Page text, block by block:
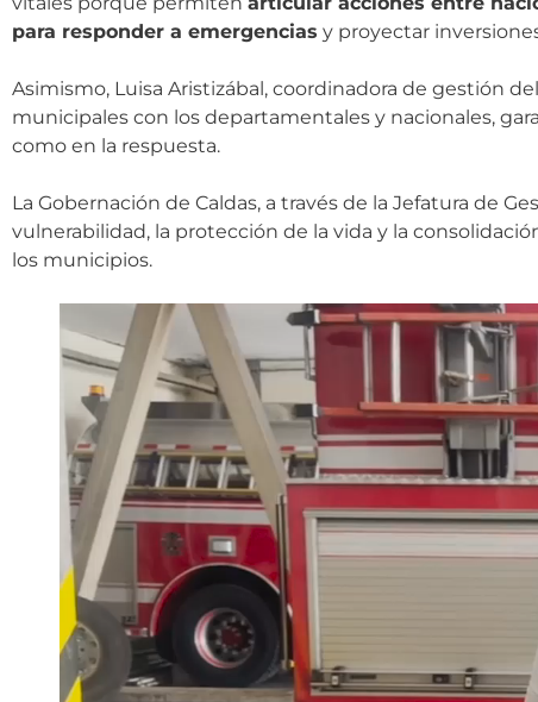
para responder a emergencias y proyectar
Asimismo, Luisa Aristizábal, coordinadora de gestión
municipales con los departamentales y nacionales,
como en la respuesta.
La Gobernación de Caldas, a través de la Jefatura de
vulnerabilidad, la protección de la vida y la
los municipios.